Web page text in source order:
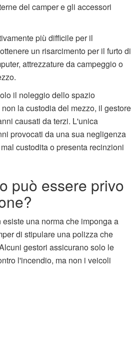
del camper e gli accessori
più difficile per il
un risarcimento per il furto di
attrezzature da campeggio o
il noleggio dello spazio
la custodia del mezzo, il gestore
causati da terzi. L'unica
provocati da una sua negligenza
custodita o presenta recinzioni
può essere privo
una norma che imponga a
di stipulare una polizza che
gestori assicurano solo le
l'incendio, ma non i veicoli